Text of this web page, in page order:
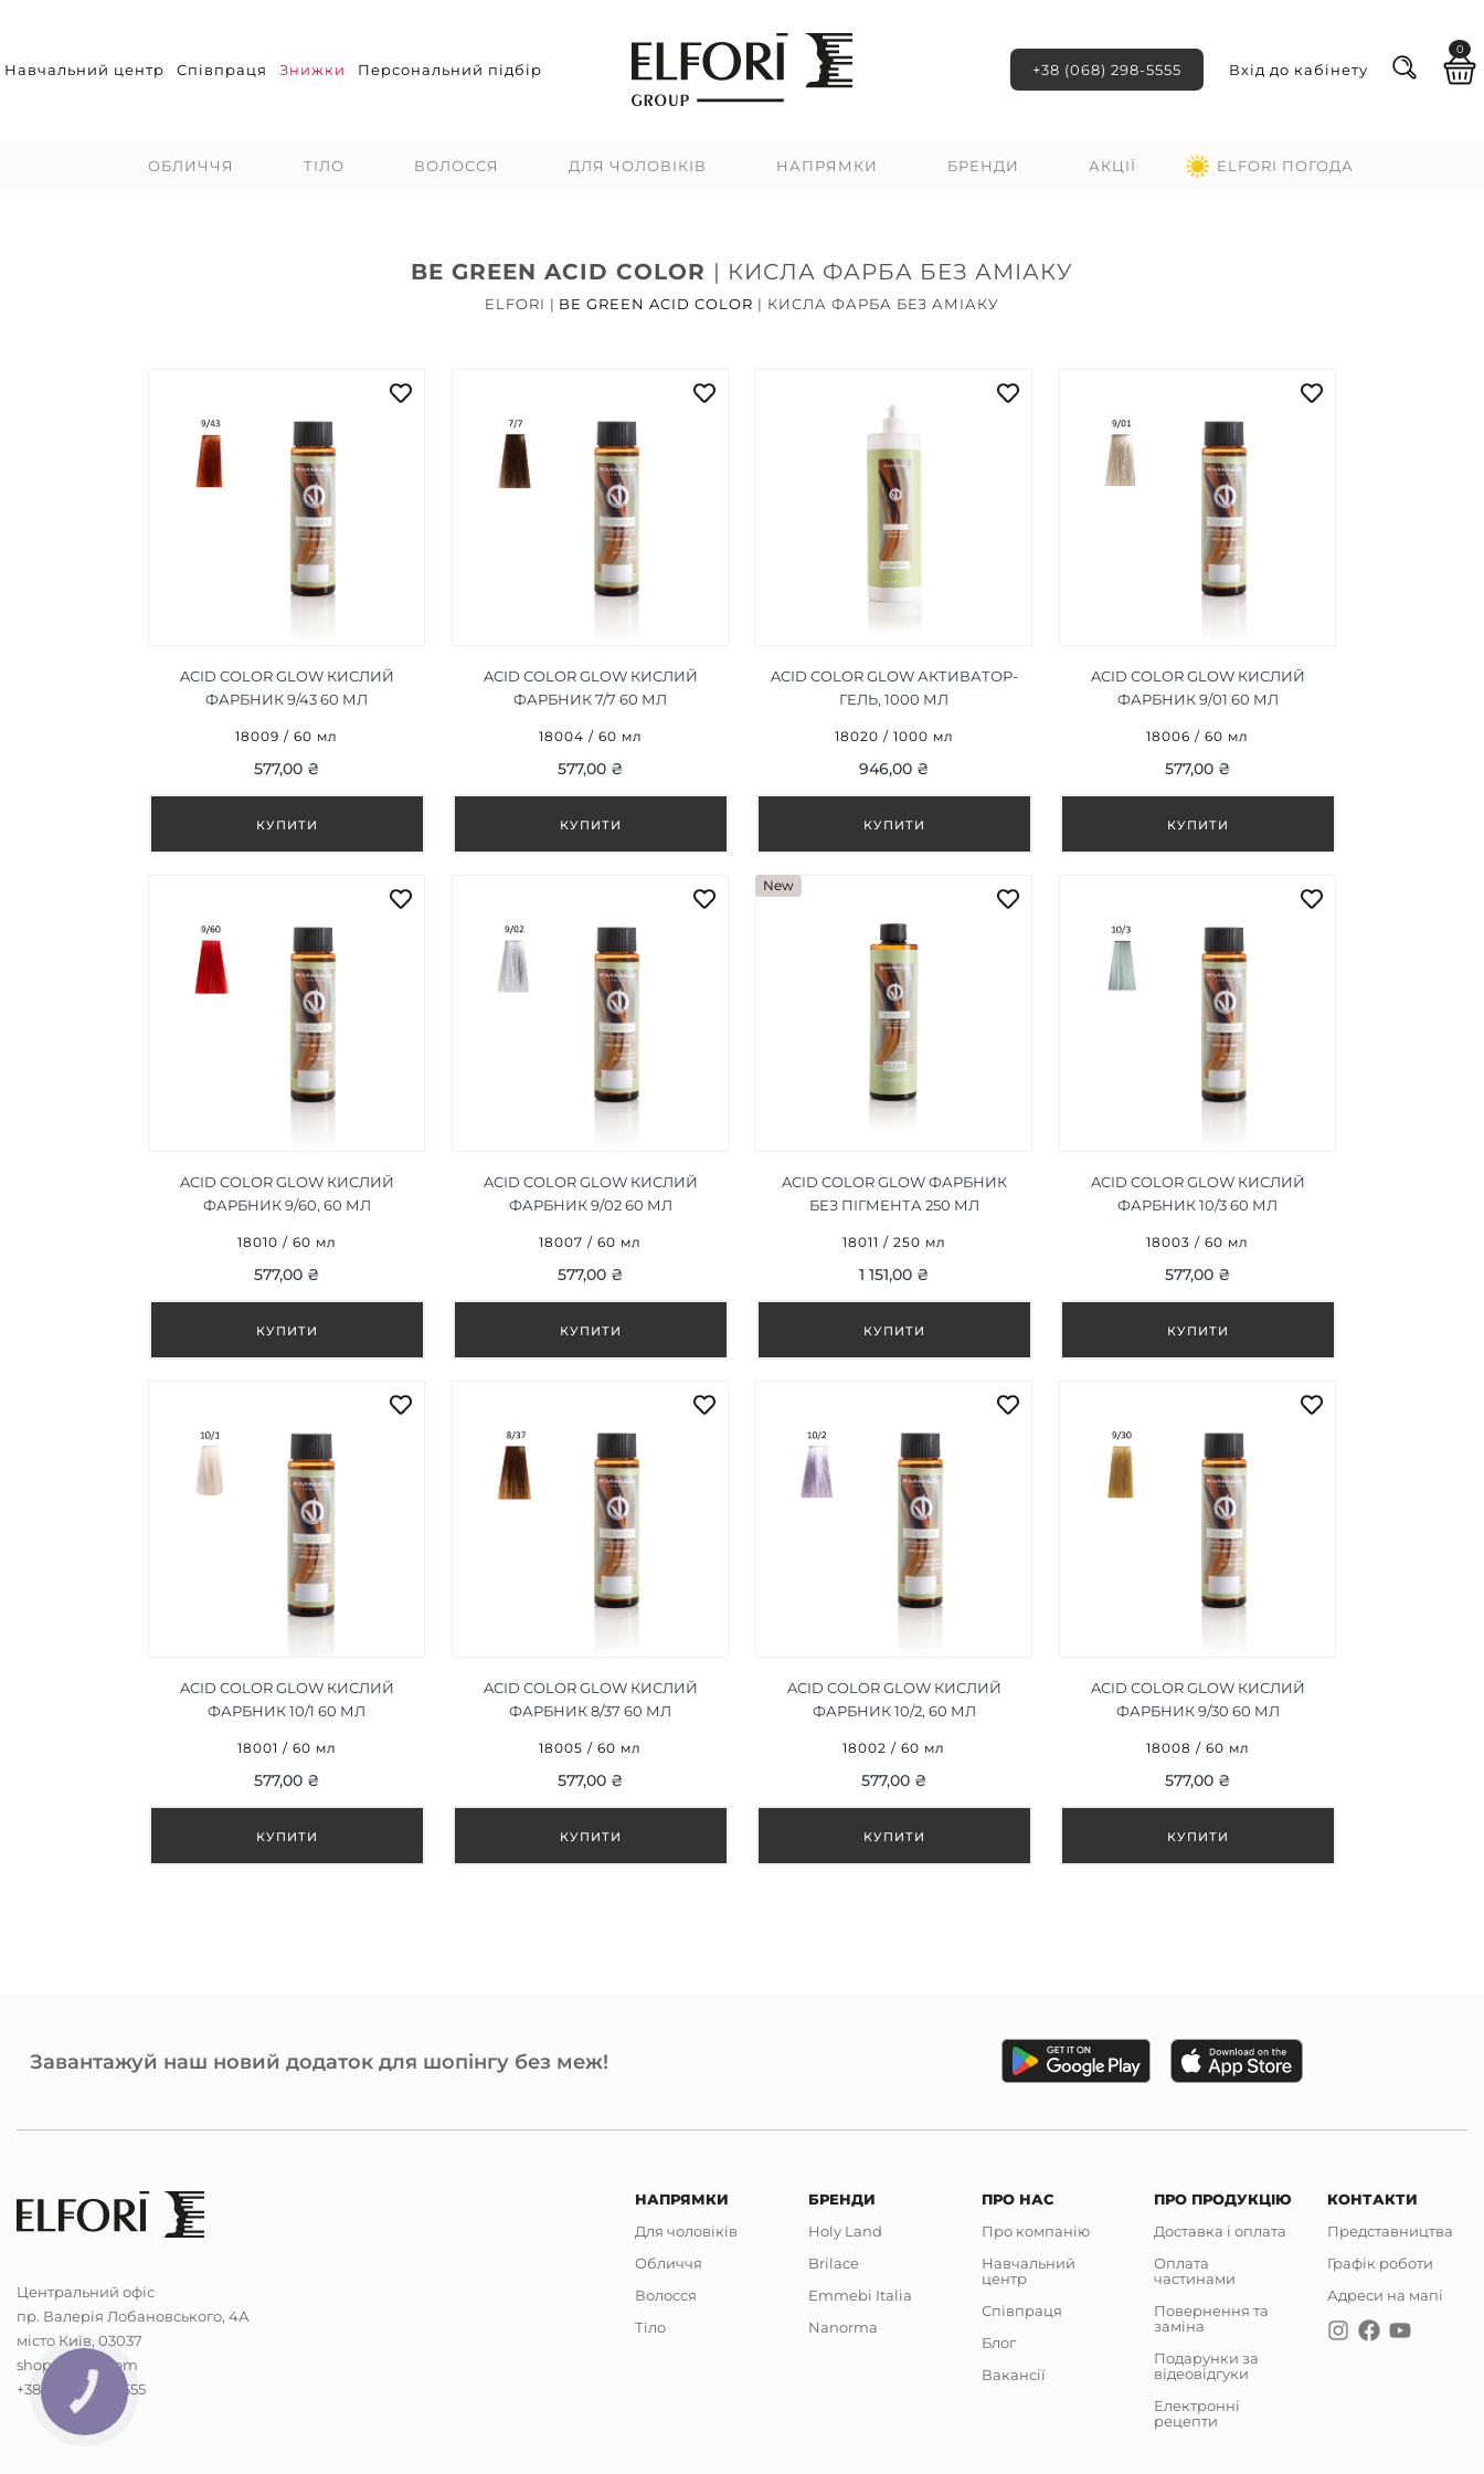
Навчальний центр Співпраця Знижки Персональний підбір +38 (068) 298-5555 Вхід до кабінету
0
ОБЛИЧЧЯ ТІЛО ВОЛОССЯ ДЛЯ ЧОЛОВІКІВ НАПРЯМКИ БРЕНДИ АКЦІЇ ELFORI ПОГОДА
BE GREEN ACID COLOR | КИСЛА ФАРБА БЕЗ АМІАКУ
ELFORI | BE GREEN ACID COLOR | КИСЛА ФАРБА БЕЗ АМІАКУ
ACID COLOR GLOW КИСЛИЙ
ФАРБНИК 9/43 60 МЛ
18009 / 60 мл
577,00 ₴
ACID COLOR GLOW КИСЛИЙ
ФАРБНИК 7/7 60 МЛ
18004 / 60 мл
577,00 ₴
ACID COLOR GLOW АКТИВАТОР-
ГЕЛЬ, 1000 МЛ
18020 / 1000 мл
946,00 ₴
ACID COLOR GLOW КИСЛИЙ
ФАРБНИК 9/01 60 МЛ
18006 / 60 мл
577,00 ₴
ACID COLOR GLOW КИСЛИЙ
ФАРБНИК 9/60, 60 МЛ
18010 / 60 мл
577,00 ₴
ACID COLOR GLOW КИСЛИЙ
ФАРБНИК 9/02 60 МЛ
18007 / 60 мл
577,00 ₴
New
ACID COLOR GLOW ФАРБНИК
БЕЗ ПІГМЕНТА 250 МЛ
18011 / 250 мл
1 151,00 ₴
ACID COLOR GLOW КИСЛИЙ
ФАРБНИК 10/3 60 МЛ
18003 / 60 мл
577,00 ₴
ACID COLOR GLOW КИСЛИЙ
ФАРБНИК 10/1 60 МЛ
18001 / 60 мл
577,00 ₴
ACID COLOR GLOW КИСЛИЙ
ФАРБНИК 8/37 60 МЛ
18005 / 60 мл
577,00 ₴
ACID COLOR GLOW КИСЛИЙ
ФАРБНИК 10/2, 60 МЛ
18002 / 60 мл
577,00 ₴
ACID COLOR GLOW КИСЛИЙ
ФАРБНИК 9/30 60 МЛ
18008 / 60 мл
577,00 ₴
Завантажуй наш новий додаток для шопінгу без меж!
Центральний офіс
пр. Валерія Лобановського, 4А
місто Київ, 03037
shop@elfori.com
+38 (068) 298-5555
НАПРЯМКИ
Для чоловіків
Обличчя
Волосся
Тіло
БРЕНДИ
Holy Land
Brilace
Emmebi Italia
Nanorma
ПРО НАС
Про компанію
Навчальний
центр
Співпраця
Блог
Вакансії
ПРО ПРОДУКЦІЮ
Доставка і оплата
Оплата
частинами
Повернення та
заміна
Подарунки за
відеовідгуки
Електронні
рецепти
КОНТАКТИ
Представництва
Графік роботи
Адреси на мапі
КНОПКА
ЗВ'ЯЗКУ